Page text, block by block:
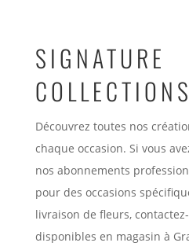
SIGNATURE
COLLECTIONS
Découvrez toutes nos
chaque occasion. Si vous
nos abonnements
pour des occasions
livraison de fleurs,
disponibles en magasin à